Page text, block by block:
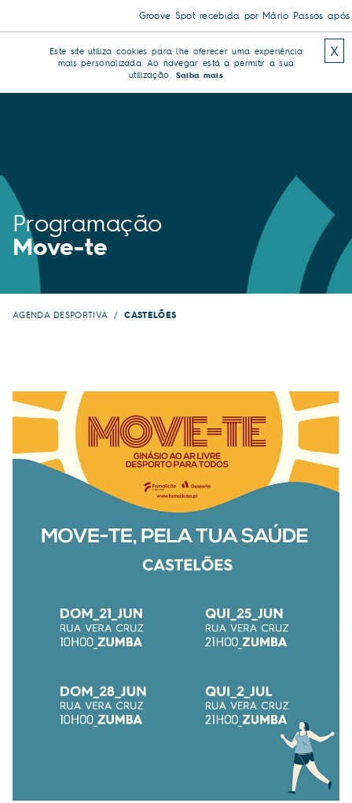
Groove Spot recebida por Mário Passos
Este site utiliza cookies para lhe oferecer uma experiência
mais personalizada. Ao navegar está a permitir a sua
utilização. Saiba mais
X
Programação
Move-te
AGENDA DESPORTIVA CASTELÕES